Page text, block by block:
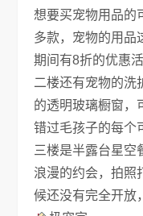
想要买宠物用品的
多款，宠物的用品
期间有8折的优惠
二楼还有宠物的洗
的透明玻璃橱窗，
错过毛孩子的每个
三楼是半露台星空
浪漫的约会，拍照
候还没有完全开放